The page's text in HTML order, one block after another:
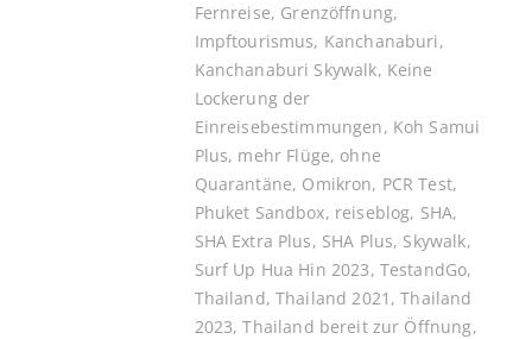
Fernreise, Grenzöffnung,
Impftourismus, Kanchanaburi,
Kanchanaburi Skywalk, Keine
Lockerung der
Einreisebestimmungen, Koh Samui
Plus, mehr Flüge, ohne
Quarantäne, Omikron, PCR Test,
Phuket Sandbox, reiseblog, SHA,
SHA Extra Plus, SHA Plus, Skywalk,
Surf Up Hua Hin 2023, TestandGo,
Thailand,Thailand 2021 ,Thailand
2023,Thailand bereit zur Öffnung,